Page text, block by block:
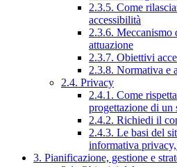
2.3.5. Come
accessibilità
2.3.6. Meccanismo
attuazione
2.3.7. Obiettivi
2.3.8. Normativa e
2.4. Privacy
2.4.1. Come
progettazione di
2.4.2. Richiedi il
2.4.3. Le basi del
informativa
3. Pianificazione, gestione e